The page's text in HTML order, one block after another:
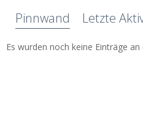
Pinnwand Letzte
Es wurden noch keine Einträge